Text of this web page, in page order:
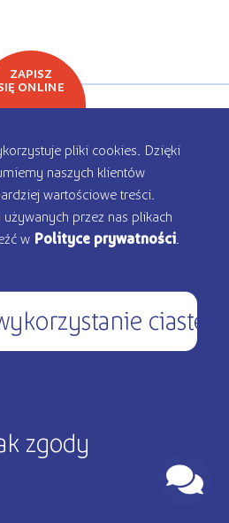
ZAPISZ
ONLINE
pliki cookies. Dzięki
naszych klientów
wartościowe treści.
przez nas plikach
w Polityce prywatności
zgody